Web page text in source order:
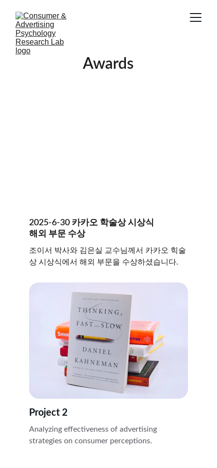
Awards
2025-6-30 카카오 학술상 시상식
해외 부문 수상
조이서 박사와 김은실 교수님께서 카카오 힉술
상 시상식에서 해외 부문을 수상하셨습니다.
Project 2
Analyzing effectiveness of advertising
strategies on consumer perceptions.